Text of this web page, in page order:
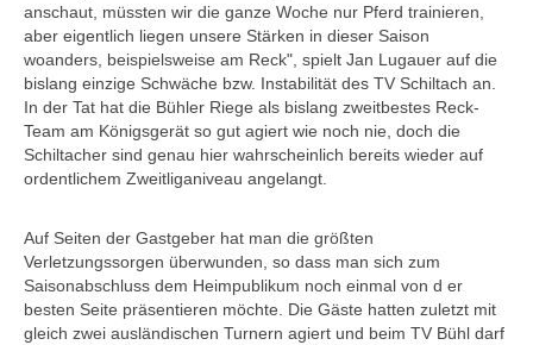
anschaut, müssten wir die ganze Woche nur Pferd trainieren,
aber eigentlich liegen unsere Stärken in dieser Saison
woanders, beispielsweise am Reck", spielt Jan Lugauer auf die
bislang einzige Schwäche bzw. Instabilität des TV Schiltach an.
In der Tat hat die Bühler Riege als bislang zweitbestes Reck-
Team am Königsgerät so gut agiert wie noch nie, doch die
Schiltacher sind genau hier wahrscheinlich bereits wieder auf
ordentlichem Zweitliganiveau angelangt.
Auf Seiten der Gastgeber hat man die größten
Verletzungssorgen überwunden, so dass man sich zum
Saisonabschluss dem Heimpublikum noch einmal von d er
besten Seite präsentieren möchte. Die Gäste hatten zuletzt mit
gleich zwei ausländischen Turnern agiert und beim TV Bühl darf